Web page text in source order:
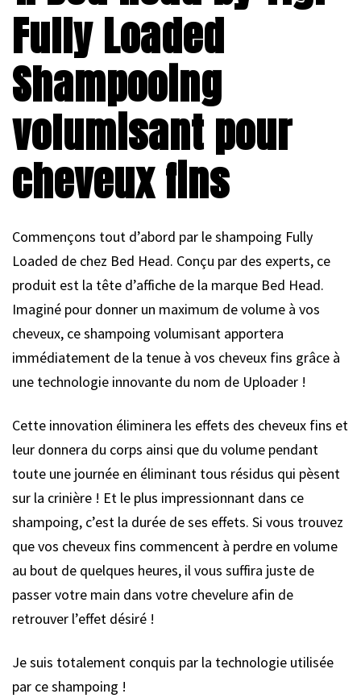
Fully Loaded
Shampooing
volumisant pour
cheveux fins
Commençons tout d’abord par le shampoing Fully
Loaded de chez Bed Head. Conçu par des experts, ce
produit est la tête d’affiche de la marque Bed Head.
Imaginé pour donner un maximum de volume à vos
cheveux, ce shampoing volumisant apportera
immédiatement de la tenue à vos cheveux fins grâce à
une technologie innovante du nom de Uploader !
Cette innovation éliminera les effets des cheveux fins et
leur donnera du corps ainsi que du volume pendant
toute une journée en éliminant tous résidus qui pèsent
sur la crinière ! Et le plus impressionnant dans ce
shampoing, c’est la durée de ses effets. Si vous trouvez
que vos cheveux fins commencent à perdre en volume
au bout de quelques heures, il vous suffira juste de
passer votre main dans votre chevelure afin de
retrouver l’effet désiré !
Je suis totalement conquis par la technologie utilisée
par ce shampoing !